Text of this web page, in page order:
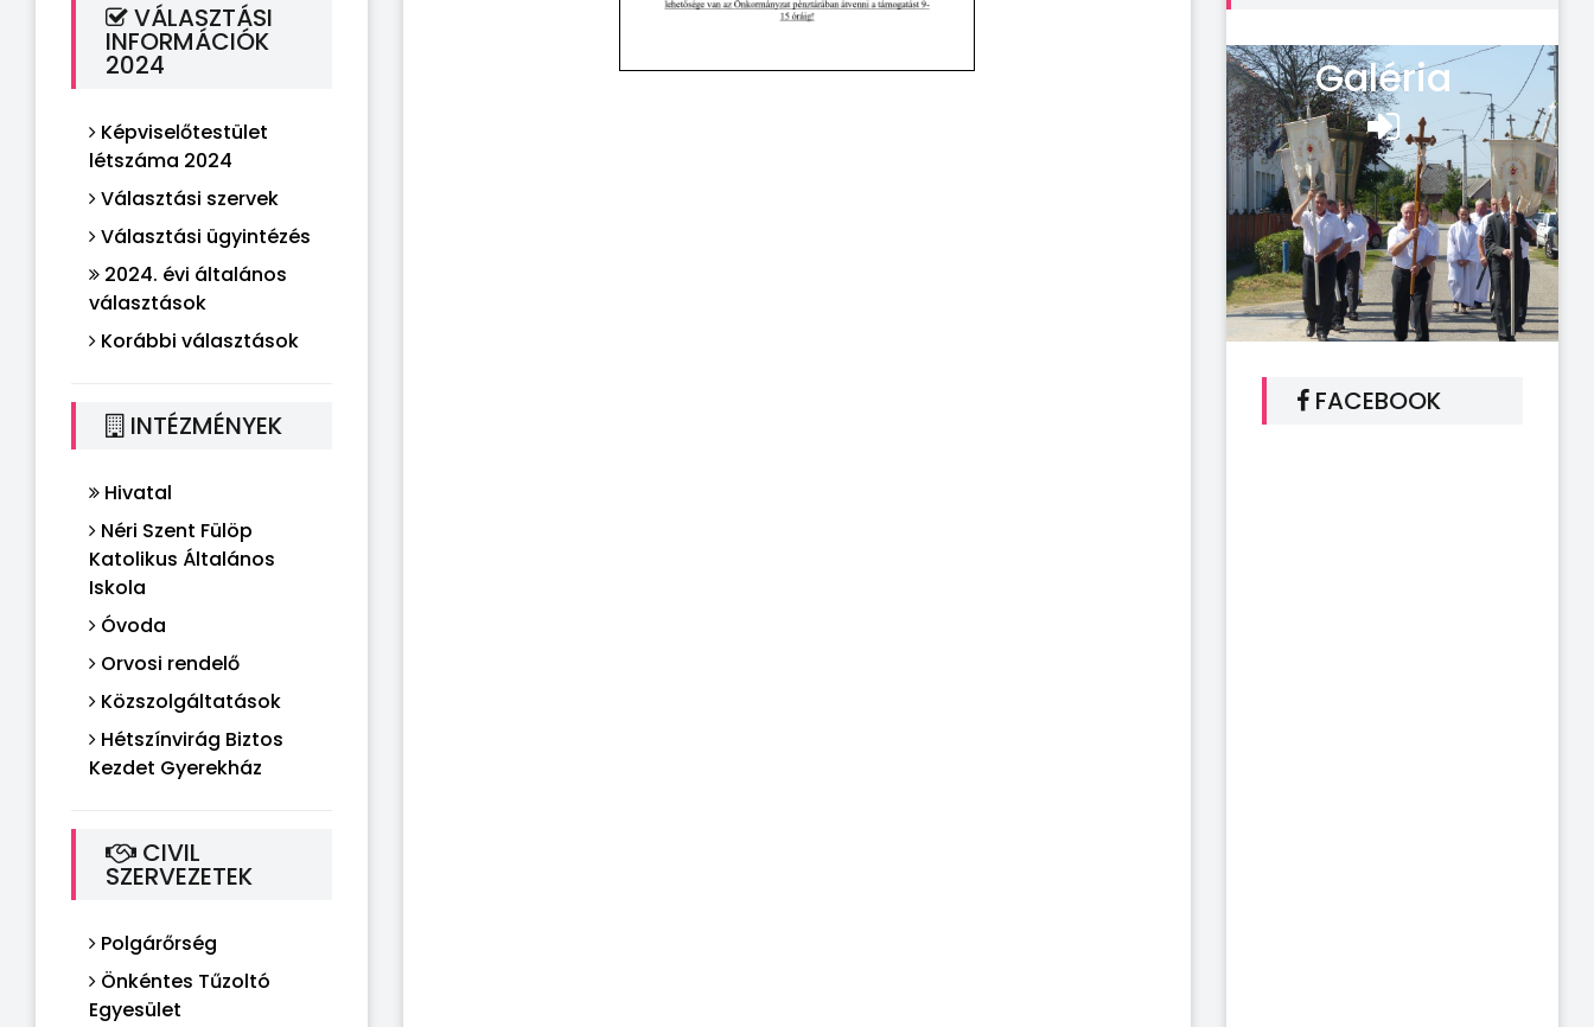
VÁLASZTÁSI
INFORMÁCIÓK
2024
Képviselőtestület
létszáma 2024
Választási szervek
Választási ügyintézés
2024. évi általános
választások
Korábbi választások
INTÉZMÉNYEK
Hivatal
Néri Szent Fülöp
Katolikus Általános
Iskola
Óvoda
Orvosi rendelő
Közszolgáltatások
Hétszínvirág Biztos
Kezdet Gyerekház
CIVIL
SZERVEZETEK
Polgárőrség
Önkéntes Tűzoltó
Egyesület
Galéria
FACEBOOK